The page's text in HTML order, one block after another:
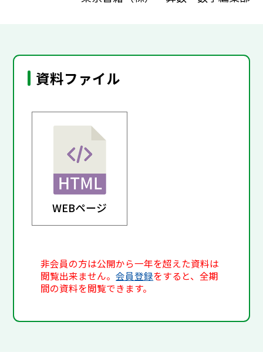
資料ファイル
WEBページ
非会員の方は公開から一年を超えた資料は
閲覧出来ません。会員登録をすると、全期
間の資料を閲覧できます。